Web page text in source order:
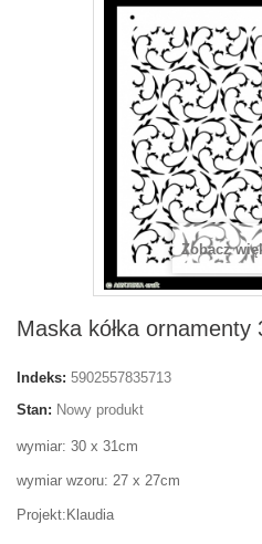
Zobacz
Maska kółka ornamenty
Indeks: 5902557835713
Stan: Nowy produkt
wymiar: 30 x 31cm
wymiar wzoru: 27 x 27cm
Projekt:Klaudia